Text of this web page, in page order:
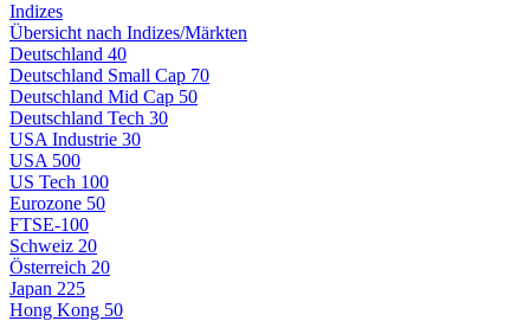
Indizes
Übersicht nach Indizes/Märkten
Deutschland 40
Deutschland Small Cap 70
Deutschland Mid Cap 50
Deutschland Tech 30
USA Industrie 30
USA 500
US Tech 100
Eurozone 50
FTSE-100
Schweiz 20
Österreich 20
Japan 225
Hong Kong 50